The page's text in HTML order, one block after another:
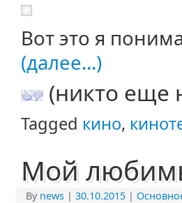
Вот это я
(далее...)
(никто еще
Tagged кино,
Мой
By news | 30.10.2015 |